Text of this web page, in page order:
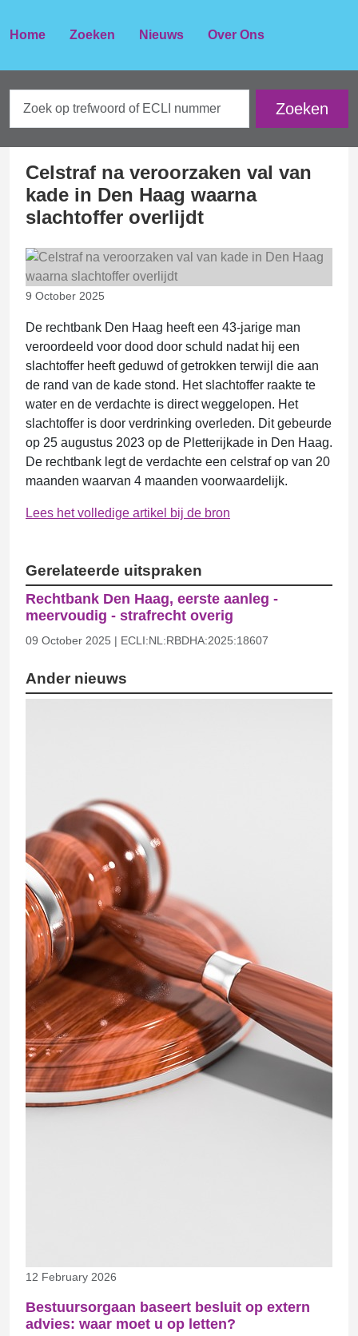
Home Zoeken Nieuws Over Ons
Celstraf na veroorzaken val van
kade in Den Haag waarna
slachtoffer overlijdt
9 October 2025
De rechtbank Den Haag heeft een 43-jarige man
veroordeeld voor dood door schuld nadat hij een
slachtoffer heeft geduwd of getrokken terwijl die aan
de rand van de kade stond. Het slachtoffer raakte te
water en de verdachte is direct weggelopen. Het
slachtoffer is door verdrinking overleden. Dit gebeurde
op 25 augustus 2023 op de Pletterijkade in Den Haag.
De rechtbank legt de verdachte een celstraf op van 20
maanden waarvan 4 maanden voorwaardelijk.
Lees het volledige artikel bij de bron
Gerelateerde uitspraken
Rechtbank Den Haag, eerste aanleg -
meervoudig - strafrecht overig
09 October 2025 | ECLI:NL:RBDHA:2025:18607
Ander nieuws
12 February 2026
Bestuursorgaan baseert besluit op extern
advies: waar moet u op letten?